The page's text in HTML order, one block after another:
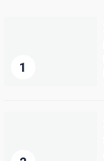
1